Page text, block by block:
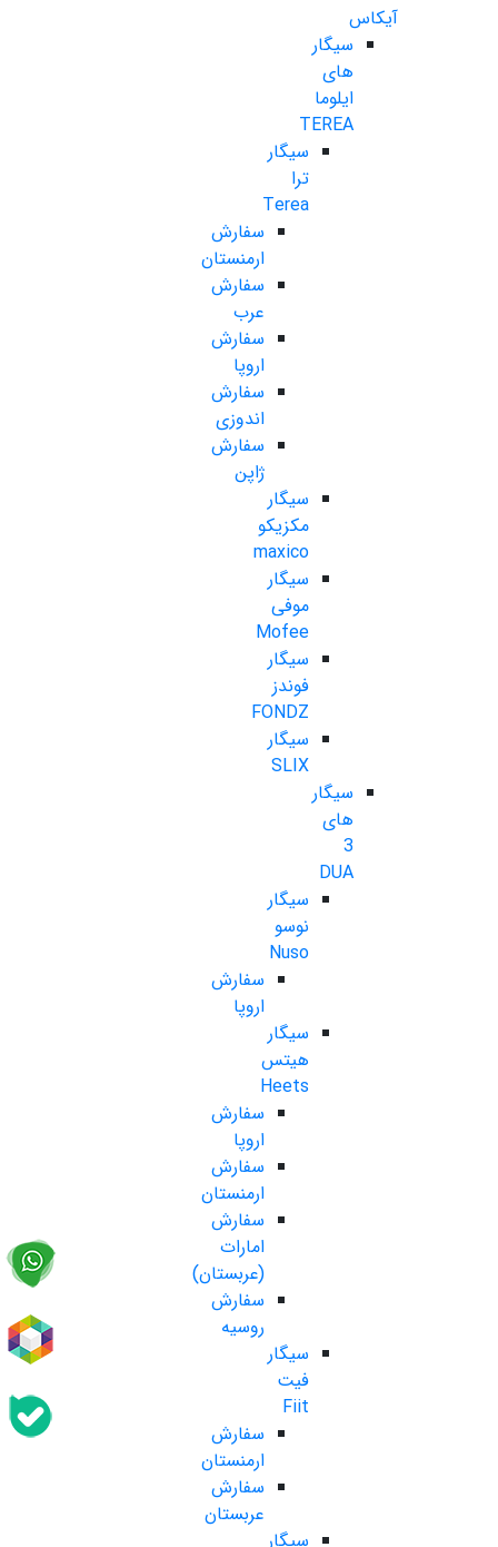
آیکاس
سیگار
های
ایلوما
TEREA
سیگار
ترا
Terea
سفارش
ارمنستان
سفارش
عرب
سفارش
اروپا
سفارش
اندوزی
سفارش
ژاپن
سیگار
مکزیکو
maxico
سیگار
موفی
Mofee
سیگار
فوندز
FONDZ
سیگار
SLIX
سیگار
های
3
DUA
سیگار
نوسو
Nuso
سفارش
اروپا
سیگار
هیتس
Heets
سفارش
اروپا
سفارش
ارمنستان
سفارش
امارات
(عربستان)
سفارش
روسیه
سیگار
فیت
Fiit
سفارش
ارمنستان
سفارش
عربستان
سیگار